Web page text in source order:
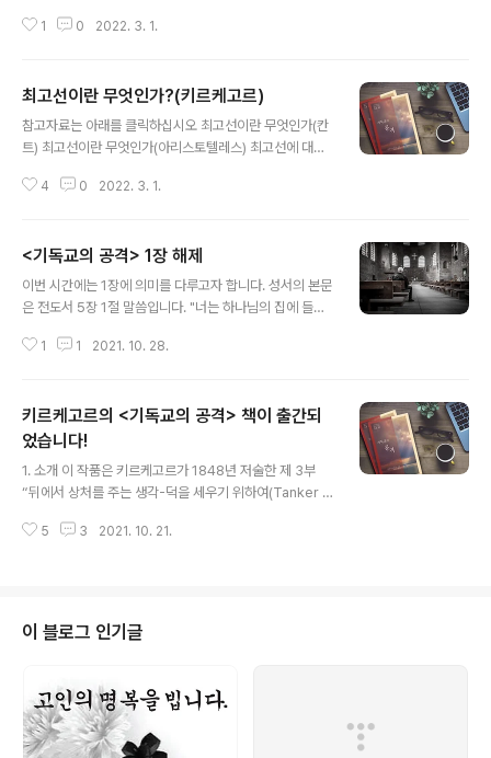
극적으로 지향하는 목적이 행복(eudaimonia)이라는 것
의 고유한 기능이 발휘되는 모든 측면에서 덕에 따른 활동
을 통해, 특히 인간 안의 가장 신적인 부분인 지성의 관조적
활동을 통해 진정한 행복에 이를 수 있다는 것이 아리스토
사상은 많은 부분 고전 비극, 호메로스의『일리아스』와 같
1 0 2022. 3. 1.
최고선이란 무엇인가?(키르케고르)
참고자료는 아래를 클릭하십시오 최고선이란 무엇인가(칸
트) 최고선이란 무엇인가(아리스토텔레스) 최고선에 대해
아리스토텔레스는 최고선이 행복이라 말했다. 하지만 그의
가 최고의 이상적인 도덕을 실천하면 그는 최상선에 이르
는 것이지 최고선에 이른 것은 아니다. 칸트에게서 중요한
것은 행복보다는 도덕적 이상을 이루는 것이다. 하지만 문
을 수 있다. 오히려 역으로 세상에서 온갖 죄를 범하고도 그
4 0 2022. 3. 1.
<기독교의 공격> 1장 해제
이번 시간에는 1장에 의미를 다루고자 합니다. 성서의 본문
은 전도서 5장 1절 말씀입니다. "너는 하나님의 집에 들어
우매한 자들이 제물 드리는 것보다 나으니 그들은 악을 행
늘에 계시고 너는 땅에 있음이니라. 그런즉 마땅히 말을 적
게 할 것이라." 1장의 제목은 이 말씀의 인용문인 "너는 하
나님의 집에 들어갈 때에 네 발을 삼갈지어다."입니다. 1장
역시 많은 내용을 다룰 수 있으나 모토와 관련하여 1장이
어떻게 기독교의 공격이 될 수 있는지 설명합니다. 키르케
고르가 살았던 그 당시 덴마크 상황이나 현재 한국 교회의
1 1 2021. 10. 28.
키르케고르의 <기독교의 공격> 책이 출간되
었습니다!
1. 소개 이 작품은 키르케고르가 1848년 저술한 제 3부
“뒤에서 상처를 주는 생각-덕을 세우기 위하여(Tanker s
니다. 전체 4부의 강화 중에서 이 작품은 가장 비판적인 내
던 이유는 1847년의 작품이었던 때문이었습니다. 이 작품
은 그냥 일반적인 기독교의 사랑에 대해 서술한 것처럼 보
쉽게 번역한다면 ‘사랑의 행위’라는 뜻입니다. 그 당시 덴마
크 교회를 생각해보십시오. 덴마크는 전체 국가가 이미 ..
5 3 2021. 10. 21.
이 블로그 인기글